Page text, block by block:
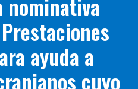
nominativa
ayuda a
cuyo